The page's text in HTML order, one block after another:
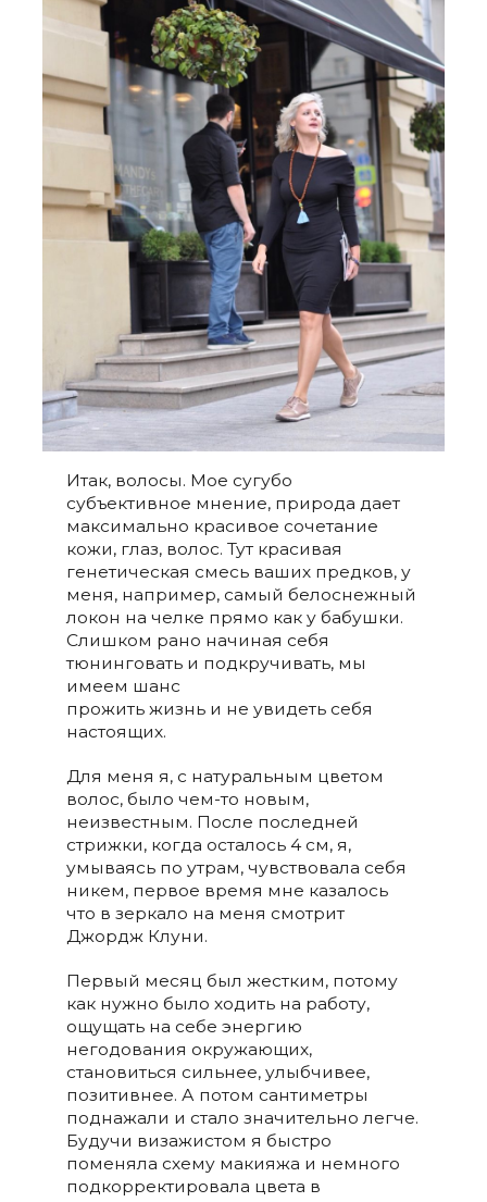
Итак, волосы. Мое сугубо
субъективное мнение, природа дает
максимально красивое сочетание
кожи, глаз, волос. Тут красивая
генетическая смесь ваших предков, у
меня, например, самый белоснежный
локон на челке прямо как у бабушки.
Слишком рано начиная себя
тюнинговать и подкручивать, мы
имеем шанс
прожить жизнь и не увидеть себя
настоящих.
Для меня я, с натуральным цветом
волос, было чем-то новым,
неизвестным. После последней
стрижки, когда осталось 4 см, я,
умываясь по утрам, чувствовала себя
никем, первое время мне казалось
что в зеркало на меня смотрит
Джордж Клуни.
Первый месяц был жестким, потому
как нужно было ходить на работу,
ощущать на себе энергию
негодования окружающих,
становиться сильнее, улыбчивее,
позитивнее. А потом сантиметры
поднажали и стало значительно легче.
Будучи визажистом я быстро
поменяла схему макияжа и немного
подкорректировала цвета в